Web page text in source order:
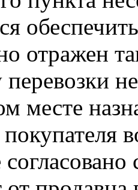
отражен
перевозки
месте
покупателя